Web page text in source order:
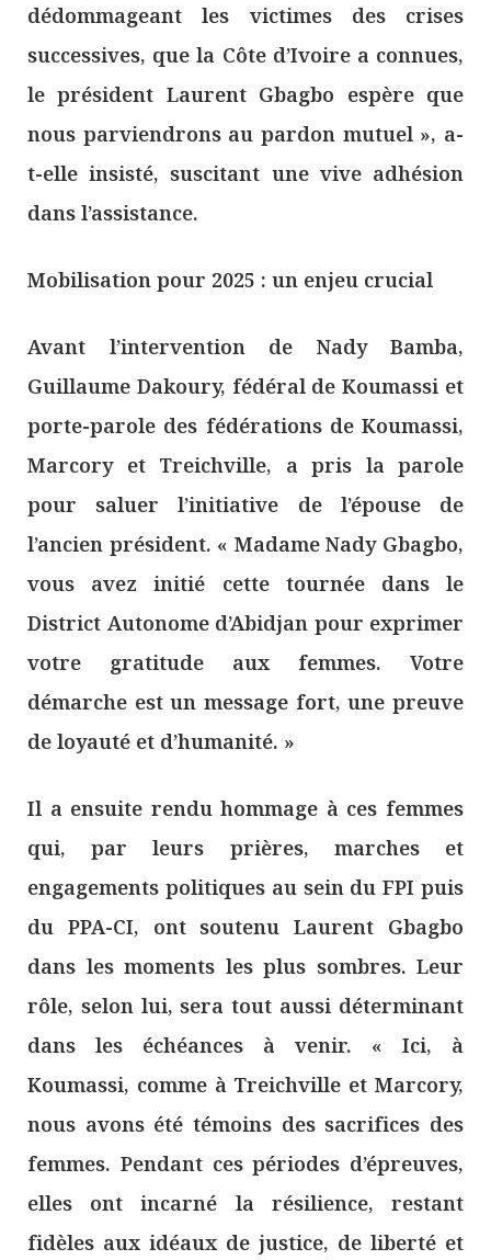
dédommageant les victimes des crises
successives, que la Côte d’Ivoire a connues,
le président Laurent Gbagbo espère que
nous parviendrons au pardon mutuel », a-
t-elle insisté, suscitant une vive adhésion
dans l’assistance.
Mobilisation pour 2025 : un enjeu crucial
Avant l’intervention de Nady Bamba,
Guillaume Dakoury, fédéral de Koumassi et
porte-parole des fédérations de Koumassi,
Marcory et Treichville, a pris la parole
pour saluer l’initiative de l’épouse de
l’ancien président. « Madame Nady Gbagbo,
vous avez initié cette tournée dans le
District Autonome d’Abidjan pour exprimer
votre gratitude aux femmes. Votre
démarche est un message fort, une preuve
de loyauté et d’humanité. »
Il a ensuite rendu hommage à ces femmes
qui, par leurs prières, marches et
engagements politiques au sein du FPI puis
du PPA-CI, ont soutenu Laurent Gbagbo
dans les moments les plus sombres. Leur
rôle, selon lui, sera tout aussi déterminant
dans les échéances à venir. « Ici, à
Koumassi, comme à Treichville et Marcory,
nous avons été témoins des sacrifices des
femmes. Pendant ces périodes d’épreuves,
elles ont incarné la résilience, restant
fidèles aux idéaux de justice, de liberté et